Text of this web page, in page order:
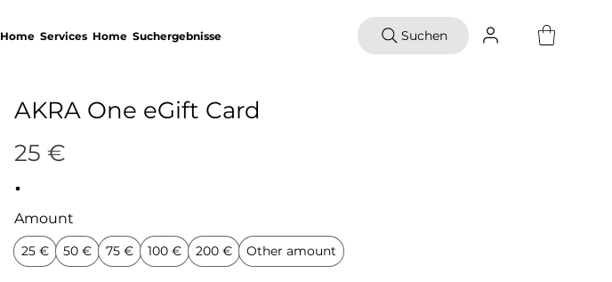
Home Services Home Suchergebnisse Suchen
AKRA One eGift Card
25 €
Amount
25 € 50 € 75 € 100 € 200 € Other amount